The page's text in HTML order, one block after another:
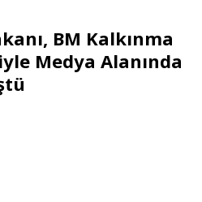
BM Kalkınma
Medya Alanında